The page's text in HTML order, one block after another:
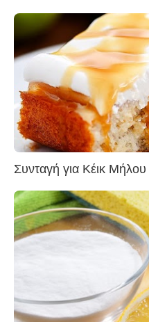
Συνταγή για Κέικ